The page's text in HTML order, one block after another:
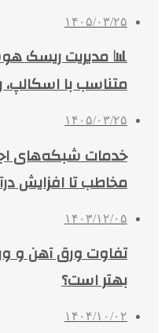
۱۴۰۵/۰۳/۲۵
📊 مدیریت ریسک
متناسب با
۱۴۰۵/۰۳/۲۵
مخاطب تا افزایش
۱۴۰۳/۱۲/۰۵
تفاوت ورق آهن و
بهتر است؟
۱۴۰۴/۱۰/۰۲